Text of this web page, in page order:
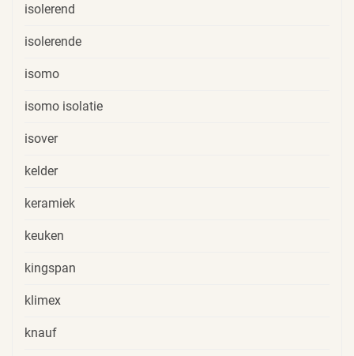
isolerend
isolerende
isomo
isomo isolatie
isover
kelder
keramiek
keuken
kingspan
klimex
knauf